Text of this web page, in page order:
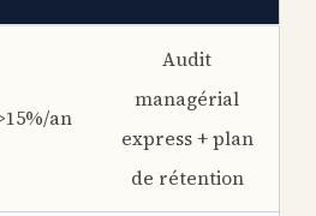
an
Audit
managérial
express + plan
de rétention